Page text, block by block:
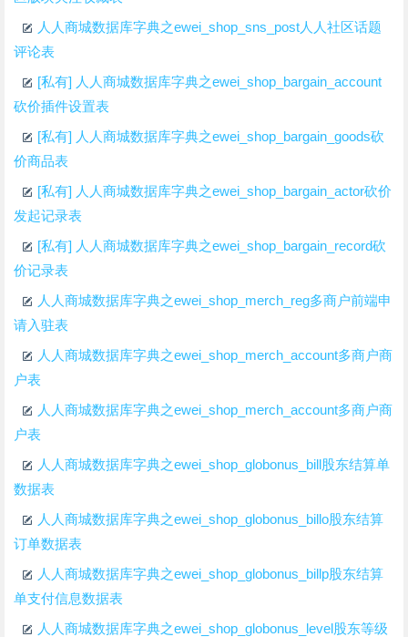
人人商城数据库字典之ewei_shop_sns_post人人社区话题
评论表
[私有] 人人商城数据库字典之ewei_shop_bargain_account
砍价插件设置表
[私有] 人人商城数据库字典之ewei_shop_bargain_goods砍
价商品表
[私有] 人人商城数据库字典之ewei_shop_bargain_actor砍价
发起记录表
[私有] 人人商城数据库字典之ewei_shop_bargain_record砍
价记录表
人人商城数据库字典之ewei_shop_merch_reg多商户前端申
请入驻表
人人商城数据库字典之ewei_shop_merch_account多商户商
户表
人人商城数据库字典之ewei_shop_merch_account多商户商
户表
人人商城数据库字典之ewei_shop_globonus_bill股东结算单
数据表
人人商城数据库字典之ewei_shop_globonus_billo股东结算
订单数据表
人人商城数据库字典之ewei_shop_globonus_billp股东结算
单支付信息数据表
人人商城数据库字典之ewei_shop_globonus_level股东等级